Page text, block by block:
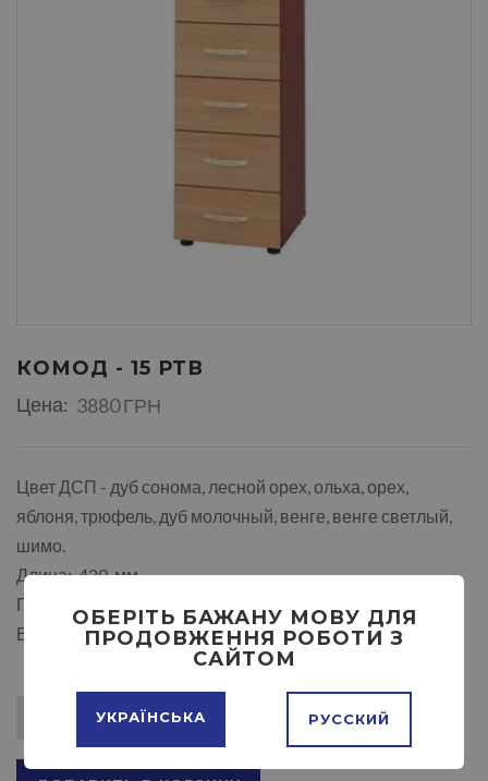
КОМОД - 15 РТВ
Цена: 3880 ГРН
Цвет ДСП - дуб сонома, лесной орех, ольха, орех,
яблоня, трюфель, дуб молочный, венге, венге светлый,
шимо.
Длина: 420 мм
Глубина: 467 мм
Высота: 1025 мм
ОБЕРІТЬ БАЖАНУ МОВУ ДЛЯ
ПРОДОВЖЕННЯ РОБОТИ З
САЙТОМ
УКРАЇНСЬКА РУССКИЙ